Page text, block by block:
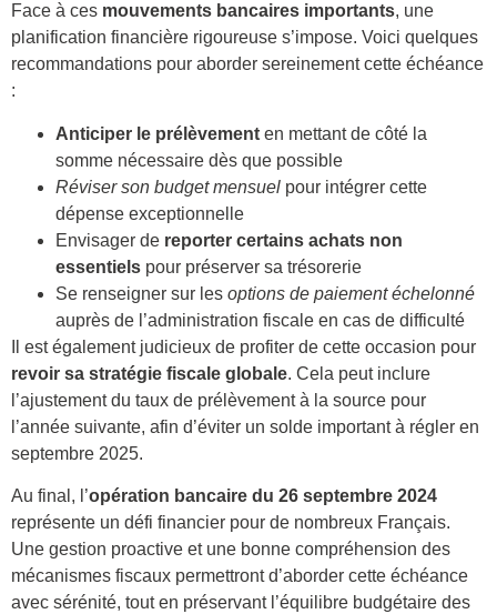
Face à ces mouvements bancaires importants, une
planification financière rigoureuse s’impose. Voici quelques
recommandations pour aborder sereinement cette échéance
:
Anticiper le prélèvement en mettant de côté la
somme nécessaire dès que possible
Réviser son budget mensuel pour intégrer cette
dépense exceptionnelle
Envisager de reporter certains achats non
essentiels pour préserver sa trésorerie
Se renseigner sur les options de paiement échelonné
auprès de l’administration fiscale en cas de difficulté
Il est également judicieux de profiter de cette occasion pour
revoir sa stratégie fiscale globale. Cela peut inclure
l’ajustement du taux de prélèvement à la source pour
l’année suivante, afin d’éviter un solde important à régler en
septembre 2025.
Au final, l’opération bancaire du 26 septembre 2024
représente un défi financier pour de nombreux Français.
Une gestion proactive et une bonne compréhension des
mécanismes fiscaux permettront d’aborder cette échéance
avec sérénité, tout en préservant l’équilibre budgétaire des